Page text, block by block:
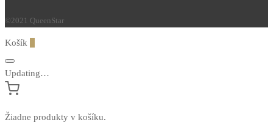
©2021 QueenStar
Košík
Updating…
Žiadne produkty v košíku.